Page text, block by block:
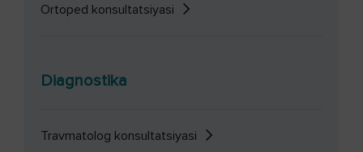
Ortoped konsultatsiyasi
Diagnostika
Travmatolog konsultatsiyasi